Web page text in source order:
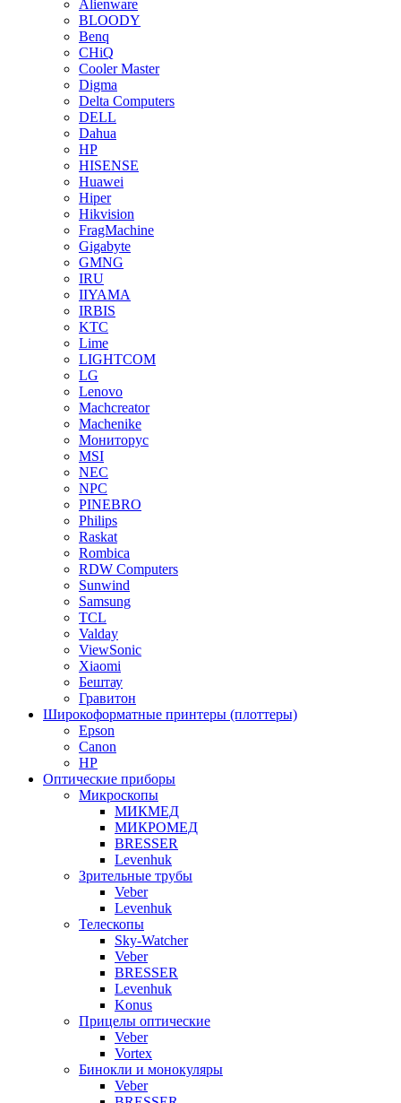
Alienware
BLOODY
Benq
CHiQ
Cooler Master
Digma
Delta Computers
DELL
Dahua
HP
HISENSE
Huawei
Hiper
Hikvision
FragMachine
Gigabyte
GMNG
IRU
IIYAMA
IRBIS
KTC
Lime
LIGHTCOM
LG
Lenovo
Machcreator
Machenike
Мониторус
MSI
NEC
NPC
PINEBRO
Philips
Raskat
Rombica
RDW Computers
Sunwind
Samsung
TCL
Valday
ViewSonic
Xiaomi
Бештау
Гравитон
Широкоформатные принтеры (плоттеры)
Epson
Canon
HP
Оптические приборы
Микроскопы
МИКМЕД
МИКРОМЕД
BRESSER
Levenhuk
Зрительные трубы
Veber
Levenhuk
Телескопы
Sky-Watcher
Veber
BRESSER
Levenhuk
Konus
Прицелы оптические
Veber
Vortex
Бинокли и монокуляры
Veber